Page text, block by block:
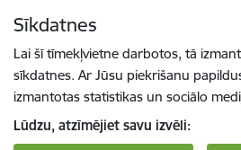
Sīkdatnes
Lai šī tīmekļvietne darbotos, tā
sīkdatnes. Ar Jūsu piekrišanu
izmantotas statistikas un sociālo
Lūdzu, atzīmējiet savu izvēli: